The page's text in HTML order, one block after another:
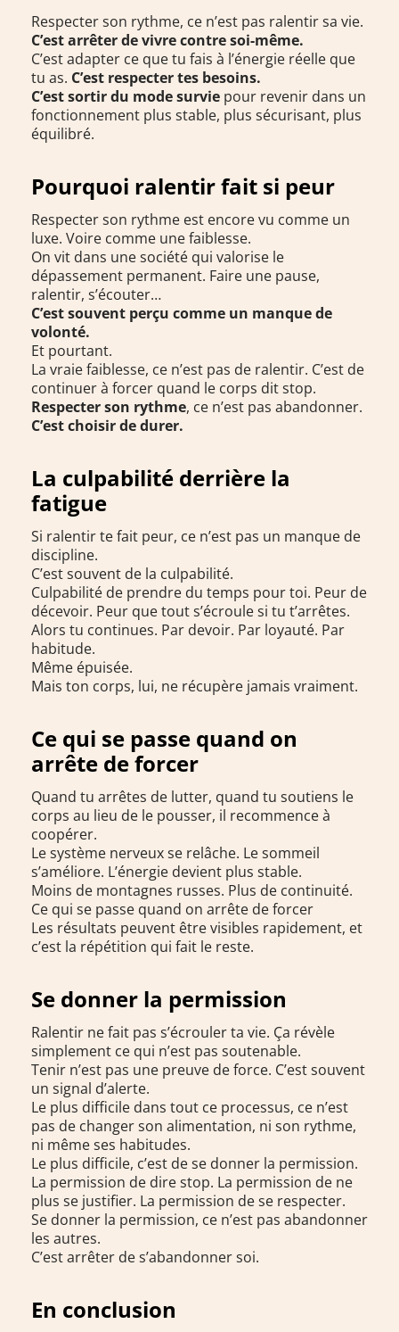
Respecter son rythme, ce n’est pas ralentir sa vie.
C’est arrêter de vivre contre soi-même.
C’est adapter ce que tu fais à l’énergie réelle que
tu as. C’est respecter tes besoins.
C’est sortir du mode survie pour revenir dans un
fonctionnement plus stable, plus sécurisant, plus
équilibré.
Pourquoi ralentir fait si peur
Respecter son rythme est encore vu comme un
luxe. Voire comme une faiblesse.
On vit dans une société qui valorise le
dépassement permanent. Faire une pause,
ralentir, s’écouter…
C’est souvent perçu comme un manque de
volonté.
Et pourtant.
La vraie faiblesse, ce n’est pas de ralentir. C’est de
continuer à forcer quand le corps dit stop.
Respecter son rythme, ce n’est pas abandonner.
C’est choisir de durer.
La culpabilité derrière la
fatigue
Si ralentir te fait peur, ce n’est pas un manque de
discipline.
C’est souvent de la culpabilité.
Culpabilité de prendre du temps pour toi. Peur de
décevoir. Peur que tout s’écroule si tu t’arrêtes.
Alors tu continues. Par devoir. Par loyauté. Par
habitude.
Même épuisée.
Mais ton corps, lui, ne récupère jamais vraiment.
Ce qui se passe quand on
arrête de forcer
Quand tu arrêtes de lutter, quand tu soutiens le
corps au lieu de le pousser, il recommence à
coopérer.
Le système nerveux se relâche. Le sommeil
s’améliore. L’énergie devient plus stable.
Moins de montagnes russes. Plus de continuité.
Ce qui se passe quand on arrête de forcer
Les résultats peuvent être visibles rapidement, et
c’est la répétition qui fait le reste.
Se donner la permission
Ralentir ne fait pas s’écrouler ta vie. Ça révèle
simplement ce qui n’est pas soutenable.
Tenir n’est pas une preuve de force. C’est souvent
un signal d’alerte.
Le plus difficile dans tout ce processus, ce n’est
pas de changer son alimentation, ni son rythme,
ni même ses habitudes.
Le plus difficile, c’est de se donner la permission.
La permission de dire stop. La permission de ne
plus se justifier. La permission de se respecter.
Se donner la permission, ce n’est pas abandonner
les autres.
C’est arrêter de s’abandonner soi.
En conclusion